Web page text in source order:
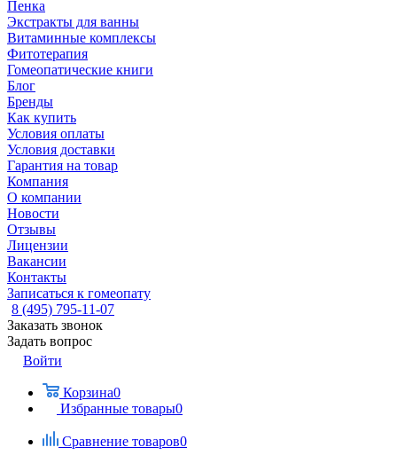
Пенка
Экстракты для ванны
Витаминные комплексы
Фитотерапия
Гомеопатические книги
Блог
Бренды
Как купить
Условия оплаты
Условия доставки
Гарантия на товар
Компания
О компании
Новости
Отзывы
Лицензии
Вакансии
Контакты
Записаться к гомеопату
8 (495) 795-11-07
Заказать звонок
Задать вопрос
Войти
Корзина0
Избранные товары0
Сравнение товаров0